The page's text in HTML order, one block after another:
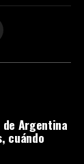
Argentina
cuándo